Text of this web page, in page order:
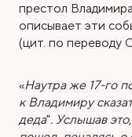
престол
описывает эти
(цит. по переводу
«Наутра же 17-го
к Владимиру
деда". Услышав